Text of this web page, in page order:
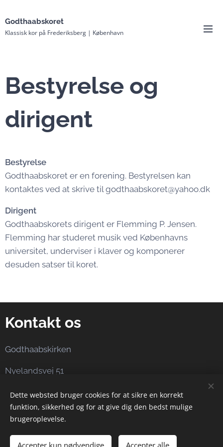
Godthaabskoret
Klassisk kor på Frederiksberg | København
Bestyrelse og
dirigent
Bestyrelse
Godthaabskoret er en forening. Bestyrelsen kan
kontaktes ved at skrive til godthaabskoret@yahoo.dk
Dirigent
Godthaabskorets dirigent er Flemming P. Jensen.
Flemming har studeret musik ved Københavns
universitet, underviser i klaver og komponerer
desuden satser til koret.
Kontakt os
Godthaabskirken
Nyelandsvej 51
2000 Frederiksberg
godthaabskoret@yahoo.dk
Dette websted bruger cookies for at sikre en korrekt
funktion, sikkerhed og for at give dig den bedst mulige
brugeroplevelse.
Accepter kun nødvendige Accepter alle